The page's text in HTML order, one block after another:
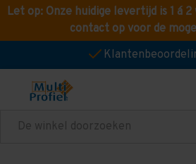
Let op: Onze huidige levertijd is 1 á
contact op voor de
Zoeken